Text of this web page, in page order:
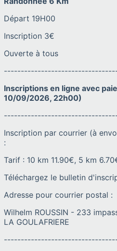
Départ 19H00
Inscription 3€
Ouverte à tous
Inscriptions en ligne avec
10/09/2026, 22h00)
Inscription par courrier (à
:
Tarif : 10 km 11.90€, 5 km
Téléchargez le bulletin
Adresse pour courrier postal :
Wilhelm ROUSSIN - 233
LA GOULAFRIERE